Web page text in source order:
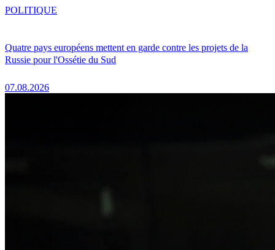
Quatre pays européens mettent en garde contre les projets de la
Russie pour l'Ossétie du Sud
07.08.2026
POLITIQUE